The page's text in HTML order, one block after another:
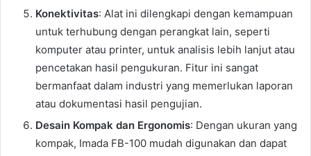
Konektivitas: Alat ini dilengkapi dengan kemampuan
untuk terhubung dengan perangkat lain, seperti
komputer atau printer, untuk analisis lebih lanjut atau
pencetakan hasil pengukuran. Fitur ini sangat
bermanfaat dalam industri yang memerlukan laporan
atau dokumentasi hasil pengujian.
Desain Kompak dan Ergonomis: Dengan ukuran yang
kompak, Imada FB-100 mudah digunakan dan dapat